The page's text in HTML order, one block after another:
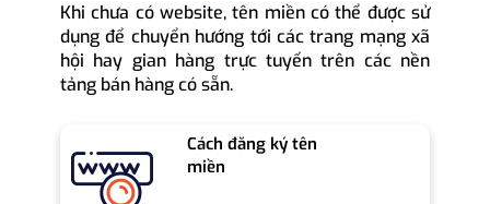
Khi chưa có website, tên miền có thể được sử
dụng để chuyển hướng tới các trang mạng xã
hội hay gian hàng trực tuyến trên các nền
tảng bán hàng có sẵn.
Cách đăng ký tên
miền